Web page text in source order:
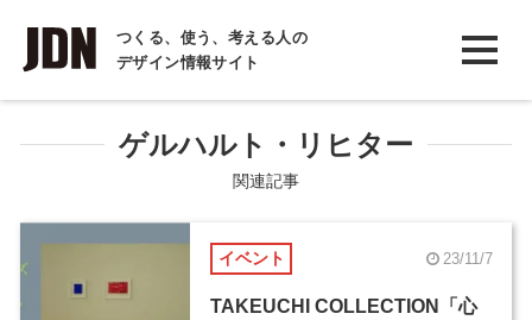
つくる、使う、考える人の
デザイン情報サイト
INTERVIEW
インタビュー
REPORT
COLUMN
ゲルハルト・リヒター
関連記事
イベント 23/11/7
TAKEUCHI COLLECTION「心